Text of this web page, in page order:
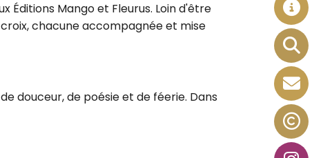
Éditions Mango et Fleurus. Loin d'être
chacune accompagnée et mise
douceur, de poésie et de féerie. Dans